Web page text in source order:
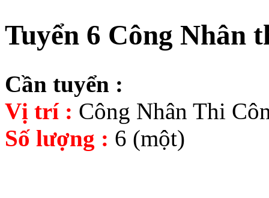
Tuyển 6 Công Nhân
Cần tuyển :
Vị trí : Công Nhân Thi
Số lượng : 6 (một)